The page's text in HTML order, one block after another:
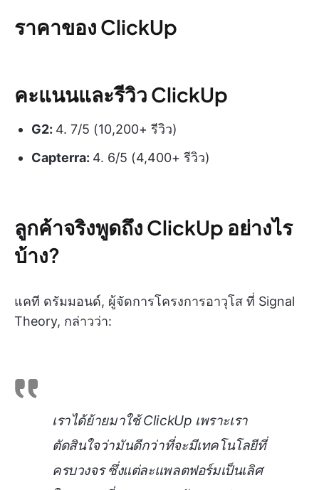
ราคาของ ClickUp
คะแนนและรีวิว ClickUp
G2: 4. 7/5 (10,200+ รีวิว)
Capterra: 4. 6/5 (4,400+ รีวิว)
ลูกค้าจริงพูดถึง ClickUp อย่างไร
บ้าง?
แคที ดรัมมอนด์, ผู้จัดการโครงการอาวุโส ที่ Signal
Theory, กล่าวว่า:
เราได้ย้ายมาใช้ ClickUp เพราะเรา
ตัดสินใจว่ามันดีกว่าที่จะมีเทคโนโลยีที่
ครบวงจร ซึ่งแต่ละแพลตฟอร์มเป็นเลิศ